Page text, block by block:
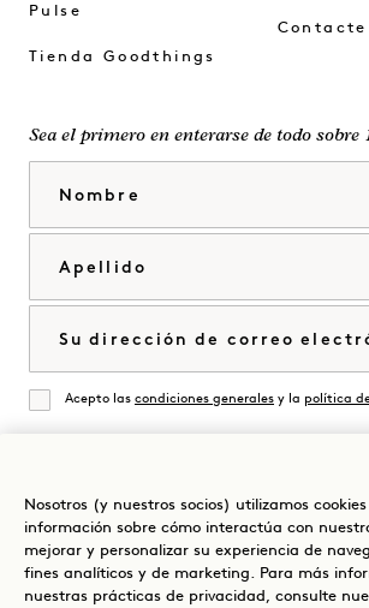
Pulse
Tienda Goodthings
Sea el primero en enterarse de todo sobre
De acuerdo
Acepto las condiciones generales y la política
Visita
1
Hotels
Visita
1
Hotels
Visite
1
Hotels
1
Hotels
Visite
1
Guíe su estancia
Nosotros (y nuestros socios) utilizamos
información sobre cómo interactúa con
mejorar y personalizar su experiencia de
fines analíticos y de marketing. Para más
nuestras prácticas de privacidad, consulte